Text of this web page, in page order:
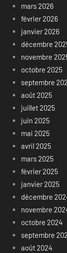
mars 2026
février 2026
janvier 2026
décembre
novembre
octobre 2025
septembre
août 2025
juillet 2025
juin 2025
mai 2025
avril 2025
mars 2025
février 2025
janvier 2025
décembre
novembre
octobre 2024
septembre
août 2024